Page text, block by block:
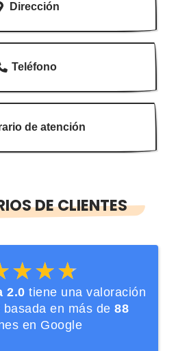
Dirección
Teléfono
de atención
DE CLIENTES
2.0 tiene una valoración
basada en más de 88
en Google